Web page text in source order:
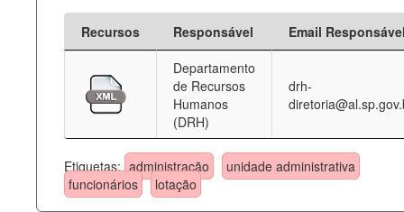
Recursos Responsável
Email
Departamento
de Recursos
Humanos
(DRH)
drh-
Etiquetas: administração
unidade administrativa
funcionários
lotação